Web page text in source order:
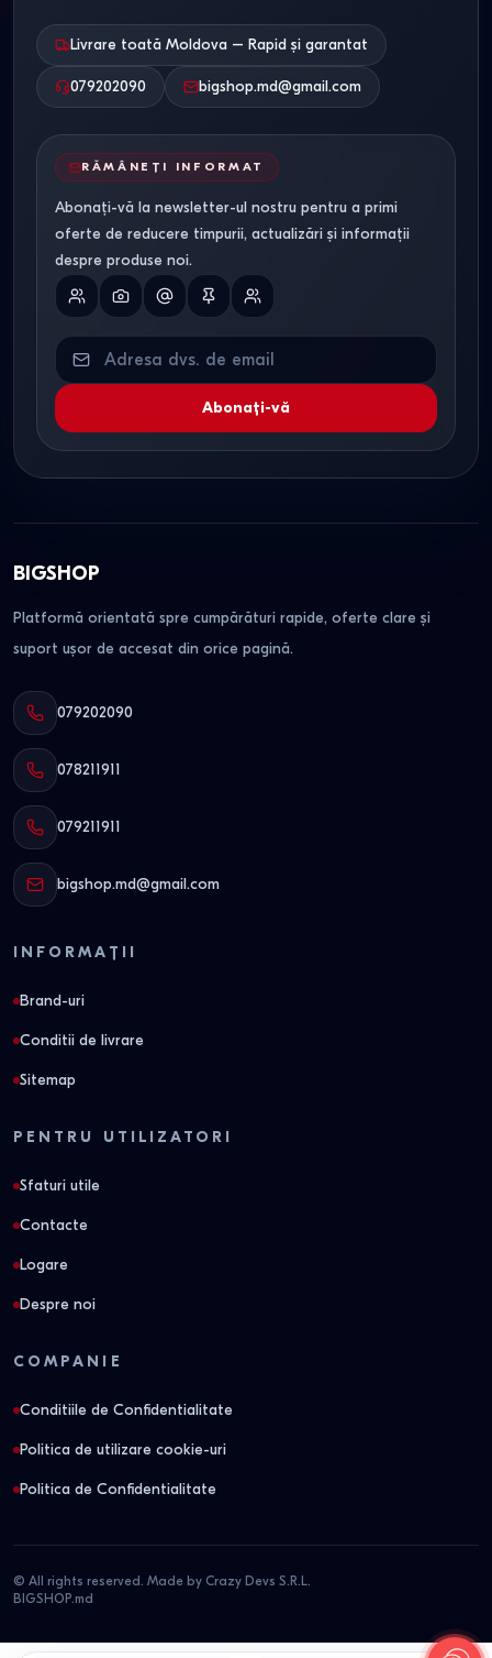
Livrare toată Moldova – Rapid și garantat
079202090 bigshop.md@gmail.com
RĂMÂNEȚI INFORMAT
Abonați-vă la newsletter-ul nostru pentru a primi
oferte de reducere timpurii, actualizări și informații
despre produse noi.
Abonați-vă
BIGSHOP
Platformă orientată spre cumpărături rapide, oferte clare și
suport ușor de accesat din orice pagină.
079202090
078211911
079211911
bigshop.md@gmail.com
INFORMAȚII
Brand-uri
Conditii de livrare
Sitemap
PENTRU UTILIZATORI
Sfaturi utile
Contacte
Logare
Despre noi
COMPANIE
Conditiile de Confidentialitate
Politica de utilizare cookie-uri
Politica de Confidentialitate
© All rights reserved. Made by Crazy Devs S.R.L.
BIGSHOP.md